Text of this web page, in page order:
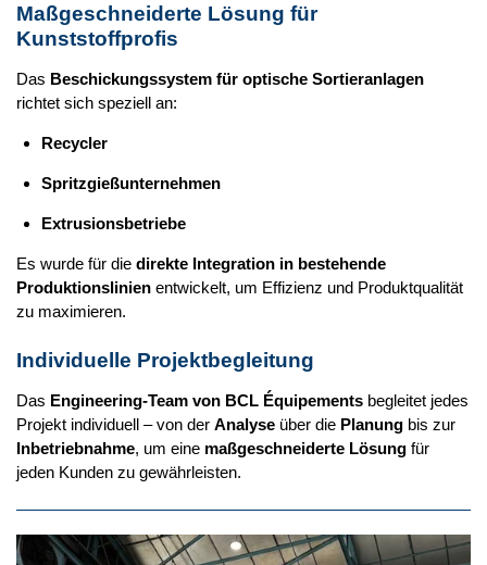
Maßgeschneiderte Lösung für
Kunststoffprofis
Das Beschickungssystem für optische Sortieranlagen
richtet sich speziell an:
Recycler
Spritzgießunternehmen
Extrusionsbetriebe
Es wurde für die direkte Integration in bestehende
Produktionslinien entwickelt, um Effizienz und Produktqualität
zu maximieren.
Individuelle Projektbegleitung
Das Engineering-Team von BCL Équipements begleitet jedes
Projekt individuell – von der Analyse über die Planung bis zur
Inbetriebnahme, um eine maßgeschneiderte Lösung für
jeden Kunden zu gewährleisten.